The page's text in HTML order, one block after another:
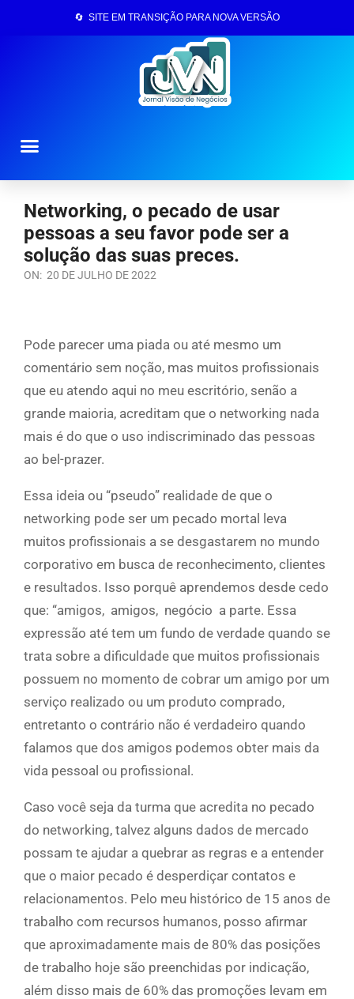
🔄 SITE EM TRANSIÇÃO PARA NOVA VERSÃO
Networking, o pecado de usar
pessoas a seu favor pode ser a
solução das suas preces.
ON: 20 DE JULHO DE 2022
Pode parecer uma piada ou até mesmo um
comentário sem noção, mas muitos profissionais
que eu atendo aqui no meu escritório, senão a
grande maioria, acreditam que o networking nada
mais é do que o uso indiscriminado das pessoas
ao bel-prazer.
Essa ideia ou “pseudo” realidade de que o
networking pode ser um pecado mortal leva
muitos profissionais a se desgastarem no mundo
corporativo em busca de reconhecimento, clientes
e resultados. Isso porquê aprendemos desde cedo
que: “amigos, amigos, negócio a parte. Essa
expressão até tem um fundo de verdade quando se
trata sobre a dificuldade que muitos profissionais
possuem no momento de cobrar um amigo por um
serviço realizado ou um produto comprado,
entretanto o contrário não é verdadeiro quando
falamos que dos amigos podemos obter mais da
vida pessoal ou profissional.
Caso você seja da turma que acredita no pecado
do networking, talvez alguns dados de mercado
possam te ajudar a quebrar as regras e a entender
que o maior pecado é desperdiçar contatos e
relacionamentos. Pelo meu histórico de 15 anos de
trabalho com recursos humanos, posso afirmar
que aproximadamente mais de 80% das posições
de trabalho hoje são preenchidas por indicação,
além disso mais de 60% das promoções levam em